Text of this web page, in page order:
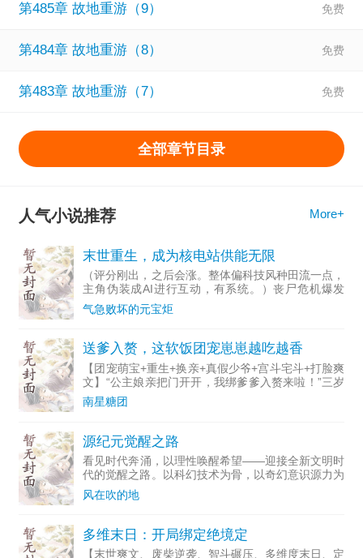
第485章 故地重游（9）
第484章 故地重游（8）
第483章 故地重游（7）
全部章节目录
人气小说推荐 More+
末世重生，成为核电站供能无限
（评分刚出，之后会涨。整体偏科技风种田流一点，
主角伪装成AI进行互动，有系统。）丧尸危机爆发
后，为救人而死的凌宇，死后居然重生成了本市的一
座核电站。面对着全站将近3百多个丧尸和即将融毁
气急败坏的元宝炬
送爹入赘，这软饭团宠崽崽越吃越香
【团宠萌宝+重生+换亲+真假少爷+宫斗宅斗+打脸爽
文】“公主娘亲把门开开，我绑爹爹入赘来啦！”三岁
半的阿蛮重生后干的第一件事，就是给自己找一个后
娘！前世，最疼她的纨绔爹爹突然成了假世子，被打
南星糖团
源纪元觉醒之路
看见时代奔涌，以理性唤醒希望——迎接全新文明时
代的觉醒之路。以科幻技术为骨，以奇幻意识源力为
魂，以理性与感性的平衡为核心，讲述人类文明从信
息文明向智能共生文明跃迁的关键百年，一群觉醒者
风在吹的地
多维末日：开局绑定绝境定
【末世爽文、废柴逆袭、智斗碾压、多维度末日、定